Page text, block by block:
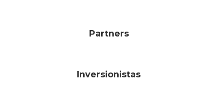
Partners
Inversionistas